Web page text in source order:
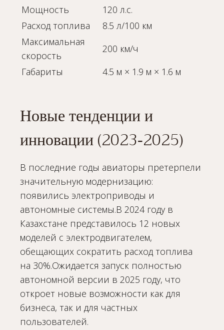
Мощность
120 л.с.
Расход топлива
8.5 л/100 км
Максимальная
скорость
200 км/ч
Габариты
4.5 м × 1.9 м × 1.6 м
Новые тенденции и
инновации (2023‑2025)
В последние годы авиаторы претерпели
значительную модернизацию:
появились электроприводы и
автономные системы.В 2024 году в
Казахстане представилось 12 новых
моделей с электродвигателем,
обещающих сократить расход топлива
на 30%.Ожидается запуск полностью
автономной версии в 2025 году, что
откроет новые возможности как для
бизнеса, так и для частных
пользователей.